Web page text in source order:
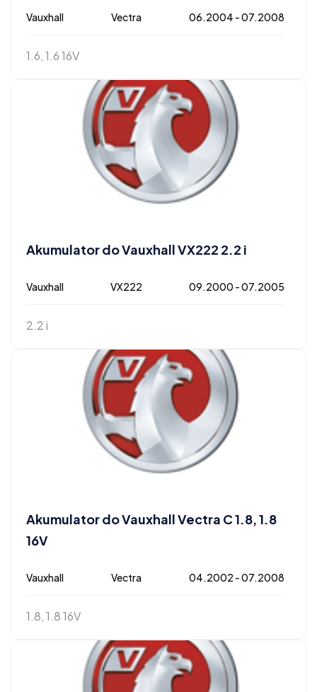
Vauxhall Vectra 06.2004 - 07.2008
1.6, 1.6 16V
Akumulator do Vauxhall VX222 2.2 i
Vauxhall VX222 09.2000 - 07.2005
2.2 i
Akumulator do Vauxhall Vectra C 1.8, 1.8
16V
Vauxhall Vectra 04.2002 - 07.2008
1.8, 1.8 16V